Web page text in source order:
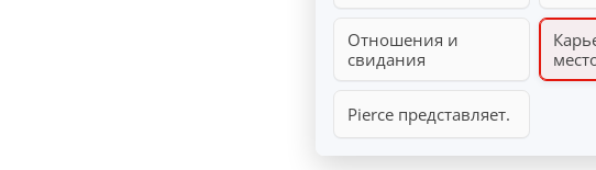
Отношения и
свидания
Pierce представляет.